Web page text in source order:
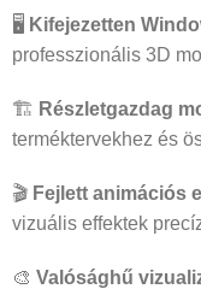
🖥️ Kifejezetten
professzionális 3D
🏗️ Részletgazdag
terméktervekhez és
🎬 Fejlett animációs
vizuális effektek
🎨 Valósághű